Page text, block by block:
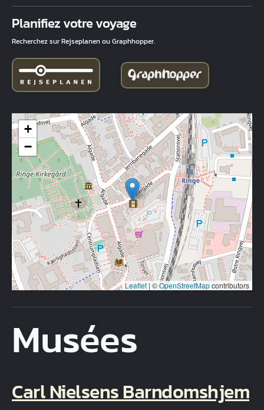
Planifiez votre voyage
Recherchez sur Rejseplanen ou Graphhopper.
+
−
Leaflet | ©OpenStreetMapcontributors
Musées
Carl Nielsens Barndomshjem